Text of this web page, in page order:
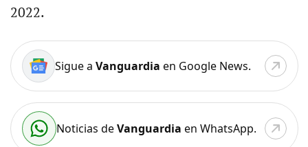
2022.
Sigue a Vanguardia en Google News.
Noticias deVanguardia en WhatsApp.